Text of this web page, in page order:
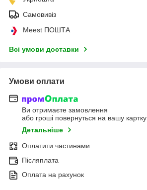
Самовивіз
Meest ПОШТА
Всі умови доставки
Умови оплати
Ви отримаєте замовлення
або гроші повернуться на вашу картку
Детальніше
Оплатити частинами
Післяплата
Оплата на рахунок